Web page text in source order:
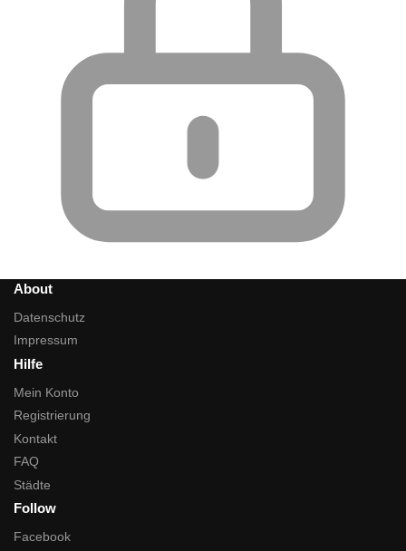
About
Datenschutz
Impressum
Hilfe
Mein Konto
Registrierung
Kontakt
FAQ
Städte
Follow
Facebook